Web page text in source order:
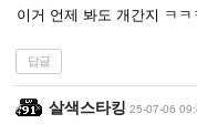
이거 언제 봐도 개간지 ㅋㅋ
답글
살색스타킹 25-07-06